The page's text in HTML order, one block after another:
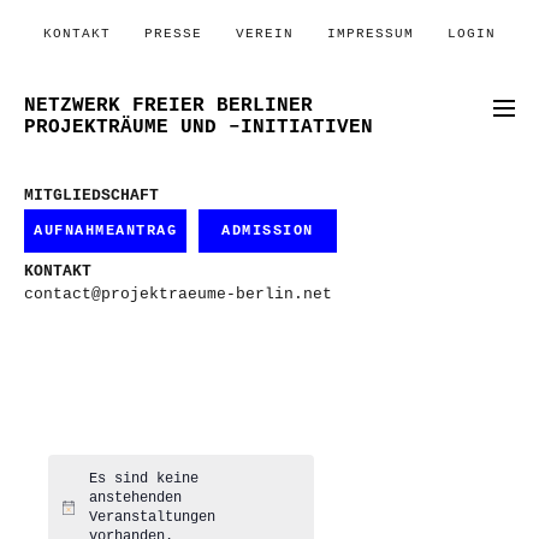
KONTAKT PRESSE VEREIN IMPRESSUM LOGIN
NETZWERK FREIER BERLINER
PROJEKTRÄUME UND –INITIATIVEN
MITGLIEDSCHAFT
AUFNAHMEANTRAG ADMISSION
KONTAKT
contact@projektraeume-berlin.net
Hinweis
Es sind keine
anstehenden
Veranstaltungen